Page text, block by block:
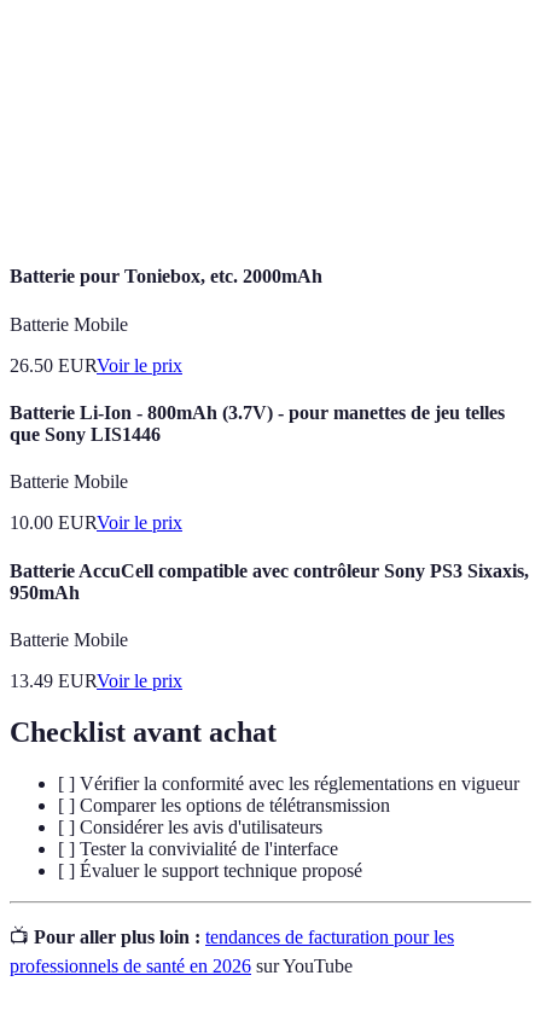
Batterie pour Toniebox, etc. 2000mAh
Batterie Mobile
26.50 EURVoir le prix
Batterie Li-Ion - 800mAh (3.7V) - pour manettes de jeu telles
que Sony LIS1446
Batterie Mobile
10.00 EURVoir le prix
Batterie AccuCell compatible avec contrôleur Sony PS3 Sixaxis,
950mAh
Batterie Mobile
13.49 EURVoir le prix
Checklist avant achat
[ ] Vérifier la conformité avec les réglementations en vigueur
[ ] Comparer les options de télétransmission
[ ] Considérer les avis d'utilisateurs
[ ] Tester la convivialité de l'interface
[ ] Évaluer le support technique proposé
📺 Pour aller plus loin : tendances de facturation pour les
professionnels de santé en 2026 sur YouTube